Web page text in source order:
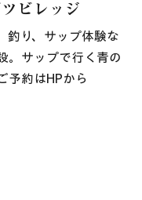
ビレッジ
釣り、サップ体験な
。サップで行く青の
予約はHPから